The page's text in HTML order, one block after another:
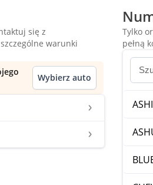
się z
warunki
Wybierz auto
Tylko
pełną